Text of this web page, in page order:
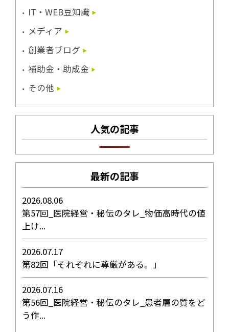
IT・WEB豆知識
メディア
創業者ブログ
補助金・助成金
その他
人気の記事
最新の記事
2026.08.06
第57回_医院経営・秘伝のタレ_物価高時代の値
上け...
2026.07.17
第82回「それぞれに尊厳がある。」
2026.07.16
第56回_医院経営・秘伝のタレ_患者層の質をど
う作...